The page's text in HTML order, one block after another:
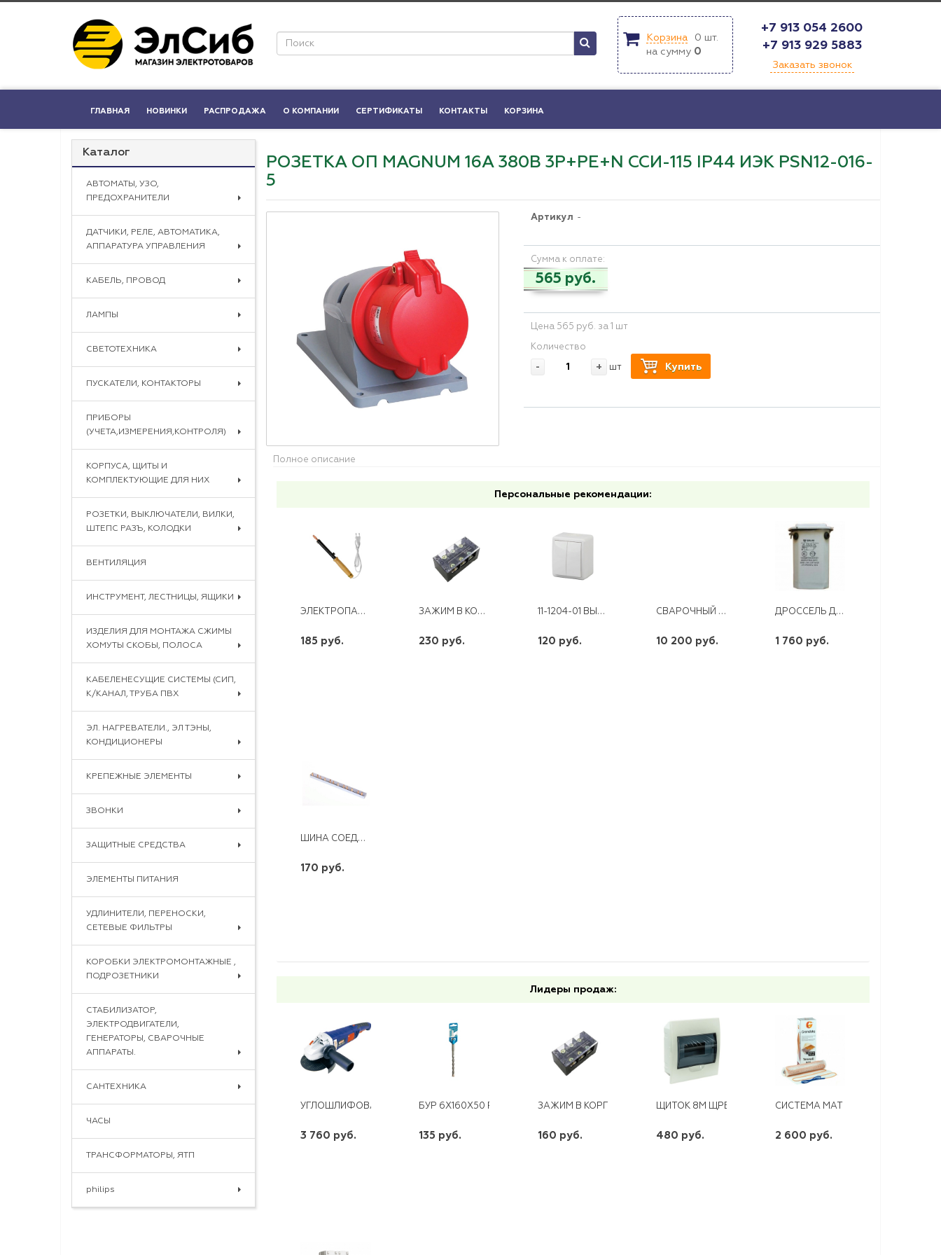
Корзина 0 шт.
на сумму 0
+7 913 054 2600
+7 913 929 5883
Заказать звонок
ГЛАВНАЯ НОВИНКИ РАСПРОДАЖА О КОМПАНИИ СЕРТИФИКАТЫ КОНТАКТЫ КОРЗИНА
Каталог
АВТОМАТЫ, УЗО,
ПРЕДОХРАНИТЕЛИ
ДАТЧИКИ, РЕЛЕ, АВТОМАТИКА,
АППАРАТУРА УПРАВЛЕНИЯ
КАБЕЛЬ, ПРОВОД
ЛАМПЫ
СВЕТОТЕХНИКА
ПУСКАТЕЛИ, КОНТАКТОРЫ
ПРИБОРЫ
(УЧЕТА,ИЗМЕРЕНИЯ,КОНТРОЛЯ)
КОРПУСА, ЩИТЫ И
КОМПЛЕКТУЮЩИЕ ДЛЯ НИХ
РОЗЕТКИ, ВЫКЛЮЧАТЕЛИ, ВИЛКИ,
ШТЕПС РАЗЪ, КОЛОДКИ
ВЕНТИЛЯЦИЯ
ИНСТРУМЕНТ, ЛЕСТНИЦЫ, ЯЩИКИ
ИЗДЕЛИЯ ДЛЯ МОНТАЖА СЖИМЫ
ХОМУТЫ СКОБЫ, ПОЛОСА
КАБЕЛЕНЕСУЩИЕ СИСТЕМЫ (СИП,
К/КАНАЛ, ТРУБА ПВХ
ЭЛ. НАГРЕВАТЕЛИ., ЭЛ ТЭНЫ,
КОНДИЦИОНЕРЫ
КРЕПЕЖНЫЕ ЭЛЕМЕНТЫ
ЗВОНКИ
ЗАЩИТНЫЕ СРЕДСТВА
ЭЛЕМЕНТЫ ПИТАНИЯ
УДЛИНИТЕЛИ, ПЕРЕНОСКИ,
СЕТЕВЫЕ ФИЛЬТРЫ
КОРОБКИ ЭЛЕКТРОМОНТАЖНЫЕ ,
ПОДРОЗЕТНИКИ
СТАБИЛИЗАТОР,
ЭЛЕКТРОДВИГАТЕЛИ,
ГЕНЕРАТОРЫ, СВАРОЧНЫЕ
АППАРАТЫ.
САНТЕХНИКА
ЧАСЫ
ТРАНСФОРМАТОРЫ, ЯТП
philips
РОЗЕТКА ОП MAGNUM 16А 380В 3P+PE+N ССИ-115 IP44 ИЭК PSN12-016-
5
Артикул -
Сумма к оплате:
565 руб.
Цена 565 руб. за 1 шт
Количество
- + шт Купить
Полное описание
Персональные рекомендации:
ЭЛЕКТРОПАЯЛЬНИК 40ВТ/220В (РУЧКА ДЕРЕВ.)
185 руб.
ЗАЖИМ В КОРП ТВ-4504 45А
230 руб.
11-1204-01 ВЫКЛЮЧАТЕЛЬ 2КЛ 10АХ-250В ОУ ЭКСПЕРТ БЕЛЫЙ ЭРА
120 руб.
СВАРОЧНЫЙ АППАРАТ ИНВЕРТОРНЫЙ САИ 220 РЕСАНТА
10 200 руб.
ДРОССЕЛЬ ДРЛ- 700 В КОРПУСЕ
1 760 руб.
ШИНА СОЕДИНИТЕЛЬНАЯ (12 ШТЫРЕЙ) 1П 63А 22 СМ
170 руб.
Лидеры продаж:
УГЛОШЛИФОВАЛЬНАЯ МАШИНА МШУ-1,2-01 ДИОЛД
3 760 руб.
БУР 6Х160X50 RRNNBOHR QUADRO SDS-PLUS
135 руб.
ЗАЖИМ В КОРП ТВ-2512 25А
160 руб.
ЩИТОК 8М ЩРВ-П- 8 ЭНЕРГИЯ
480 руб.
СИСТЕМА МАТ НАГРЕВАТЕЛЬНЫЙ
2 600 руб.